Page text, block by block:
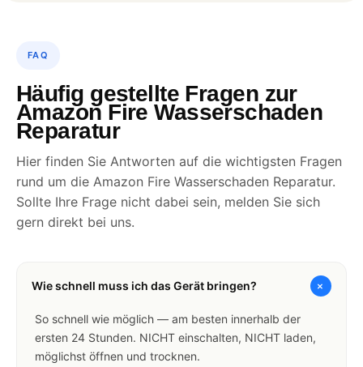
FAQ
Häufig gestellte Fragen zur
Amazon Fire Wasserschaden
Reparatur
Hier finden Sie Antworten auf die wichtigsten Fragen
rund um die Amazon Fire Wasserschaden Reparatur.
Sollte Ihre Frage nicht dabei sein, melden Sie sich
gern direkt bei uns.
Wie schnell muss ich das Gerät bringen? +
So schnell wie möglich — am besten innerhalb der
ersten 24 Stunden. NICHT einschalten, NICHT laden,
möglichst öffnen und trocknen.